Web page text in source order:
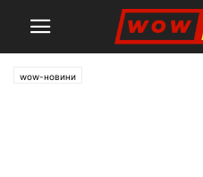
wow-новини